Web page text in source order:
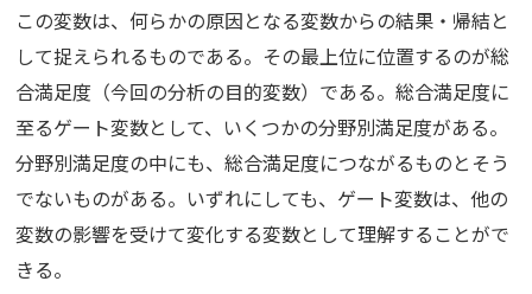
この変数は、何らかの原因となる変数からの結果・帰結と
して捉えられるものである。その最上位に位置するのが総
合満足度（今回の分析の目的変数）である。総合満足度に
至るゲート変数として、いくつかの分野別満足度がある。
分野別満足度の中にも、総合満足度につながるものとそう
でないものがある。いずれにしても、ゲート変数は、他の
変数の影響を受けて変化する変数として理解することがで
きる。